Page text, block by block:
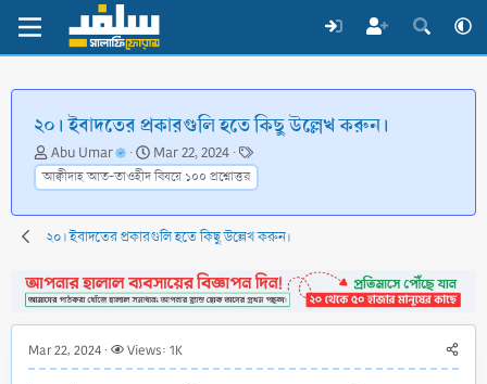
২০। ইবাদতের প্রকারগুলি হতে কিছু উল্লেখ করুন।
T
h
r
e
a
s
t
t
Abu Umar
S
t
a
r
t
a
t
Mar 22, 2024
T
a
g
s
আক্বীদাহ আত-তাওহীদ বিষয়ে ১০০ প্রশ্নোত্তর
২০। ইবাদতের প্রকারগুলি হতে কিছু উল্লেখ করুন।
Mar 22, 2024 Views: 1K